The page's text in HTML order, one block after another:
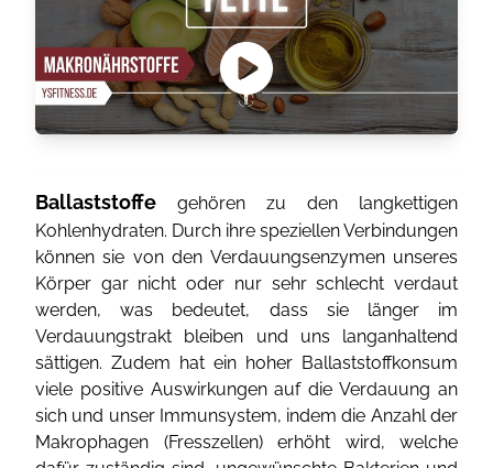
Ballaststoffe gehören zu den langkettigen
Kohlenhydraten. Durch ihre speziellen Verbindungen
können sie von den Verdauungsenzymen unseres
Körper gar nicht oder nur sehr schlecht verdaut
werden, was bedeutet, dass sie länger im
Verdauungstrakt bleiben und uns langanhaltend
sättigen. Zudem hat ein hoher Ballaststoffkonsum
viele positive Auswirkungen auf die Verdauung an
sich und unser Immunsystem, indem die Anzahl der
Makrophagen (Fresszellen) erhöht wird, welche